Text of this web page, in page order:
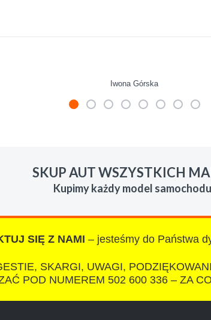
Iwona Górska
wyzyskiwaczy, to polecam s-car.pl
IZA
SKUP AUT WSZYSTKICH
Kupimy każdy model
SIĘ Z NAMI – jesteśmy do Państwa
SKARGI, UWAGI,
POD NUMEREM 502 600 336 – ZA